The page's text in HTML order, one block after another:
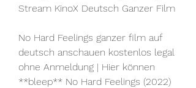
Stream KinoX Deutsch Ganzer Film
No Hard Feelings ganzer film auf
deutsch anschauen kostenlos legal
ohne Anmeldung | Hier können
**bleep** No Hard Feelings (2022)